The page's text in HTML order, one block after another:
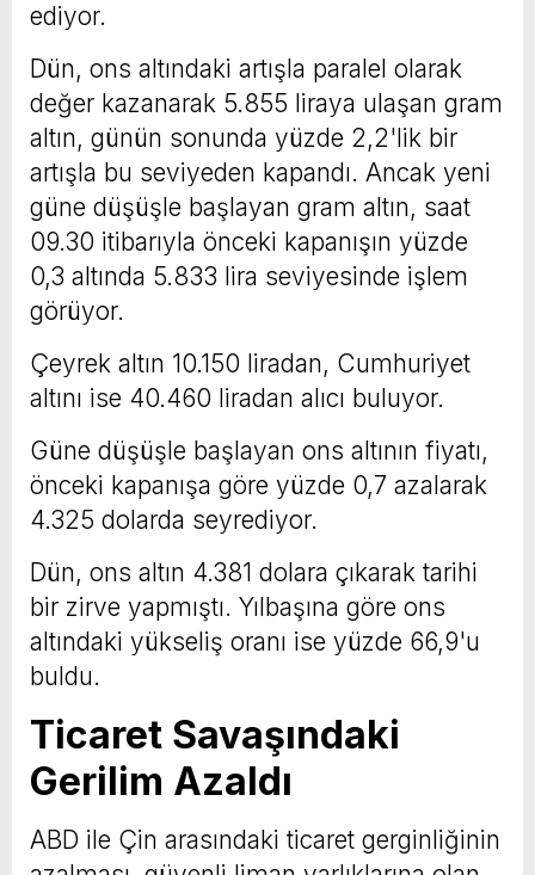
ediyor.
Dün, ons altındaki artışla paralel olarak
değer kazanarak 5.855 liraya ulaşan gram
altın, günün sonunda yüzde 2,2'lik bir
artışla bu seviyeden kapandı. Ancak yeni
güne düşüşle başlayan gram altın, saat
09.30 itibarıyla önceki kapanışın yüzde
0,3 altında 5.833 lira seviyesinde işlem
görüyor.
Çeyrek altın 10.150 liradan, Cumhuriyet
altını ise 40.460 liradan alıcı buluyor.
Güne düşüşle başlayan ons altının fiyatı,
önceki kapanışa göre yüzde 0,7 azalarak
4.325 dolarda seyrediyor.
Dün, ons altın 4.381 dolara çıkarak tarihi
bir zirve yapmıştı. Yılbaşına göre ons
altındaki yükseliş oranı ise yüzde 66,9'u
buldu.
Ticaret Savaşındaki
Gerilim Azaldı
ABD ile Çin arasındaki ticaret gerginliğinin